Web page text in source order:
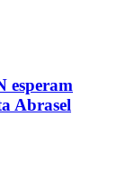
esperam
Abrasel